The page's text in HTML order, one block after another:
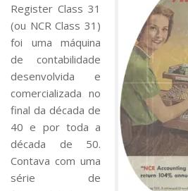
Register Class 31
(ou NCR Class 31)
foi uma máquina
de contabilidade
desenvolvida e
comercializada no
final da década de
40 e por toda a
década de 50.
Contava com uma
série de